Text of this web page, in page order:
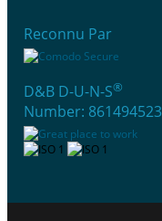
Reconnu Par
D&B D-U-N-S®
Number: 861494523